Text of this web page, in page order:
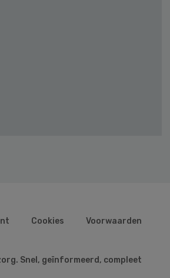
Cookies Voorwaarden
Snel, geïnformeerd, compleet